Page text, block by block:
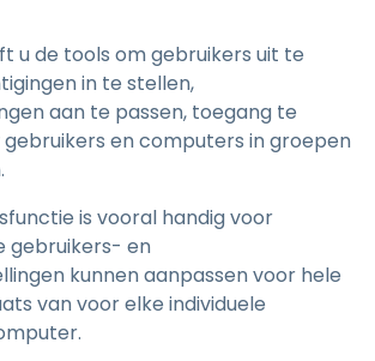
u de tools om gebruikers uit te
in te stellen,
aan te passen, toegang te
gebruikers en computers in groepen
is vooral handig voor
gebruikers- en
kunnen aanpassen voor hele
van voor elke individuele